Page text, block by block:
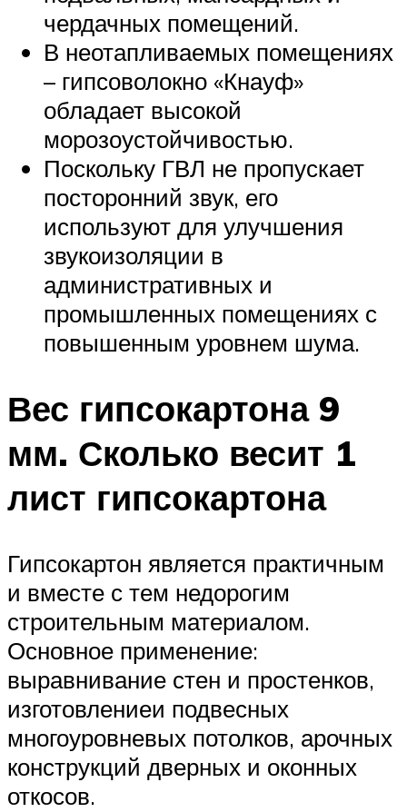
чердачных помещений.
В неотапливаемых помещениях
– гипсоволокно «Кнауф»
обладает высокой
морозоустойчивостью.
Поскольку ГВЛ не пропускает
посторонний звук, его
используют для улучшения
звукоизоляции в
административных и
промышленных помещениях с
повышенным уровнем шума.
Вес гипсокартона 9
мм. Сколько весит 1
лист гипсокартона
Гипсокартон является практичным
и вместе с тем недорогим
строительным материалом.
Основное применение:
выравнивание стен и простенков,
изготовлениеи подвесных
многоуровневых потолков, арочных
конструкций дверных и оконных
откосов.